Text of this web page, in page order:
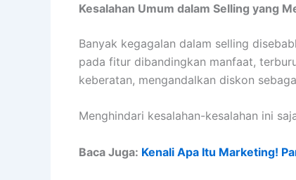
Kesalahan Umum dalam Selling yang
Banyak kegagalan dalam selling
pada fitur dibandingkan manfaat,
keberatan, mengandalkan diskon
Menghindari kesalahan-kesalahan ini
Baca Juga: Kenali Apa Itu Marketing!